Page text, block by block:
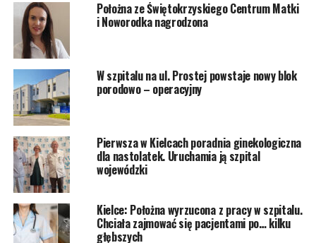
Położna ze Świętokrzyskiego Centrum Matki
i Noworodka nagrodzona
W szpitalu na ul. Prostej powstaje nowy blok
porodowo – operacyjny
Pierwsza w Kielcach poradnia ginekologiczna
dla nastolatek. Uruchamia ją szpital
wojewódzki
Kielce: Położna wyrzucona z pracy w szpitalu.
Chciała zajmować się pacjentami po… kilku
głębszych